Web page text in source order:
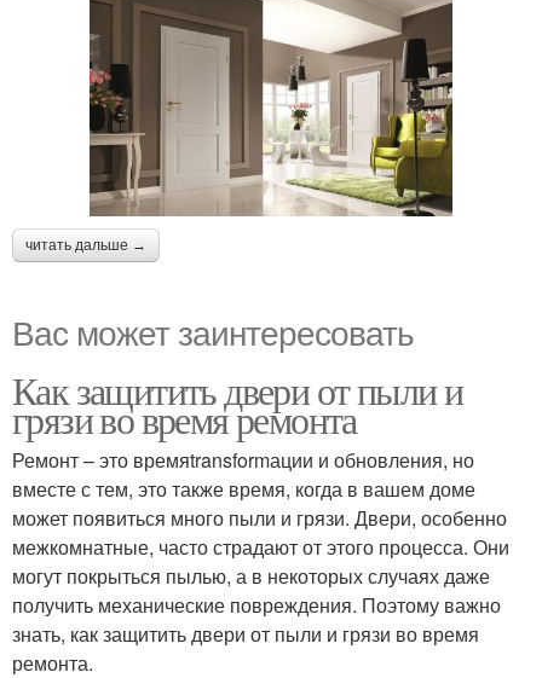
читать дальше →
Вас может заинтересовать
Как защитить двери от пыли и
грязи во время ремонта
Ремонт – это времяtransformации и обновления, но
вместе с тем, это также время, когда в вашем доме
может появиться много пыли и грязи. Двери, особенно
межкомнатные, часто страдают от этого процесса. Они
могут покрыться пылью, а в некоторых случаях даже
получить механические повреждения. Поэтому важно
знать, как защитить двери от пыли и грязи во время
ремонта.